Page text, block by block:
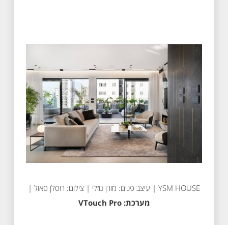
YSM HOUSE | עיצב פנים: מורן גוזלי | צילום: רוסלן פאול |
מערכת: VTouch Pro